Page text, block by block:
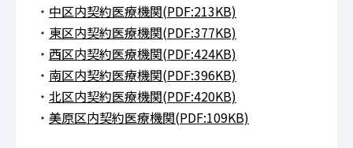
・ 中区内契約医療機関(PDF:213KB)
・ 東区内契約医療機関(PDF:377KB)
・ 西区内契約医療機関(PDF:424KB)
・ 南区内契約医療機関(PDF:396KB)
・ 北区内契約医療機関(PDF:420KB)
・ 美原区内契約医療機関(PDF:109KB)